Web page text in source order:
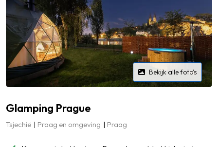
Bekijk alle foto's
Glamping Prague
Tsjechië Praag en omgeving Praag